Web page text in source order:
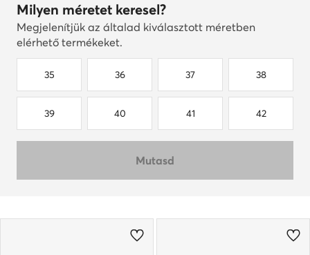
Milyen méretet keresel?
Megjelenítjük az általad kiválasztott méretben
elérhető termékeket.
35 36 37 38
39 40 41 42
Mutasd